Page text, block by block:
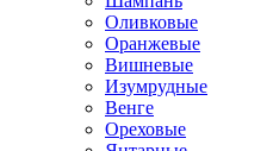
Оливковые
Оранжевые
Вишневые
Изумрудные
Венге
Ореховые